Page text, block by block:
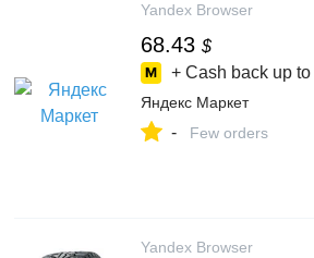
Yandex Browser
68.43 $
+ Cash back up to
Яндекс Маркет
- Few orders
Yandex Browser